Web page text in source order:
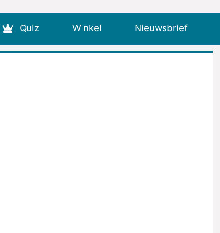
Quiz Winkel
Nieuwsbrief